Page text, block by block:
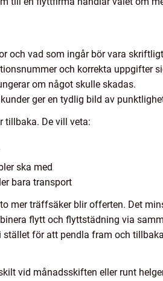
och vad som ingår bör vara
och korrekta uppgifter
om något skulle skadas.
ger en tydlig bild av
tillbaka. De vill veta:
ska med
bara transport
mer träffsäker blir offerten. Det
flytt och flyttstädning via
stället för att pendla fram och
vid månadsskiften eller runt